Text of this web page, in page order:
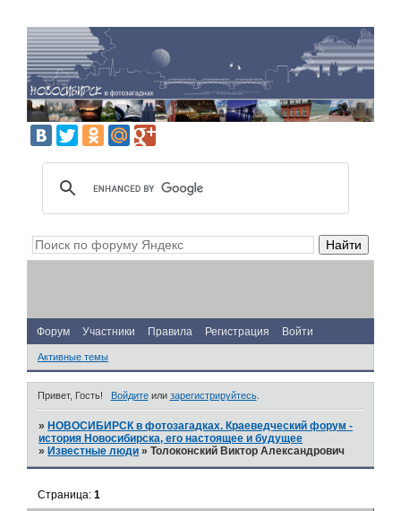
Форум Участники Правила Регистрация Войти
Активные темы
Привет, Гость! Войдитеили зарегистрируйтесь.
» НОВОСИБИРСК в фотозагадках. Краеведческий форум -
история Новосибирска, его настоящее и будущее
» Известные люди »Толоконский Виктор Александрович
Страница:1